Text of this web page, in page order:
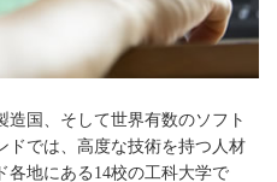
国、そして世界有数のソフト
ドでは、高度な技術を持つ人材
各地にある14校の工科大学で